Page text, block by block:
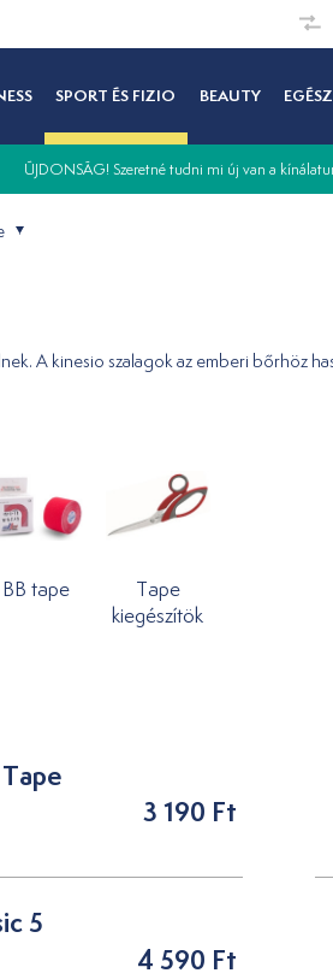
SPORT ÉS FIZIO BEAUTY
ÚJDONSÁG! Szeretné tudni mi új van a
A kinesio szalagok az emberi bőrhöz
BB tape
Tape
kiegészítök
3 190 Ft
5
4 590 Ft